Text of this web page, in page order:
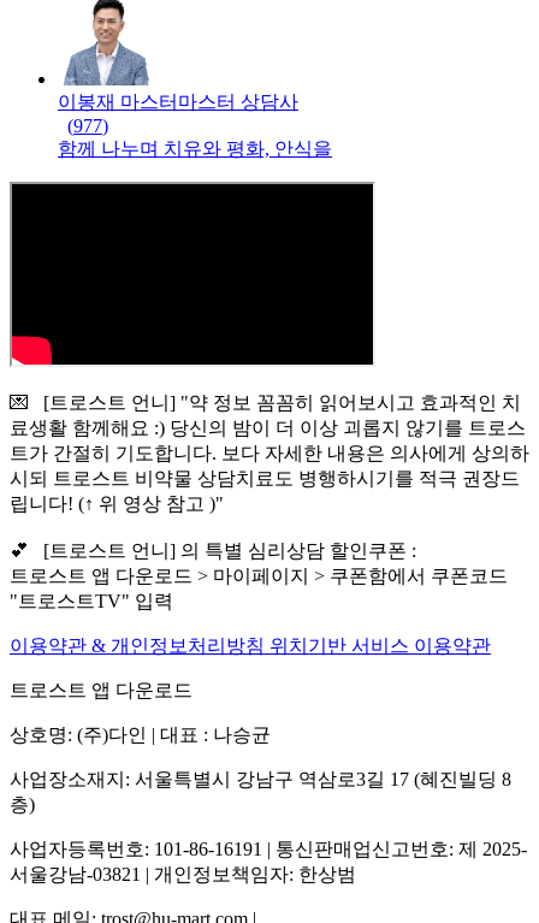
이봉재 마스터 마스터 상담사
(977)
함께 나누며 치유와 평화, 안식을
💌 [트로스트 언니] "약 정보 꼼꼼히 읽어보시고 효과적인 치
료생활 함께해요 :) 당신의 밤이 더 이상 괴롭지 않기를 트로스
트가 간절히 기도합니다. 보다 자세한 내용은 의사에게 상의하
시되 트로스트 비약물 상담치료도 병행하시기를 적극 권장드
립니다! (↑ 위 영상 참고 )"
💕 [트로스트 언니] 의 특별 심리상담 할인쿠폰 :
트로스트 앱 다운로드 > 마이페이지 > 쿠폰함에서 쿠폰코드
"트로스트TV" 입력
이용약관 & 개인정보처리방침 위치기반 서비스 이용약관
트로스트 앱 다운로드
상호명: (주)다인 | 대표 : 나승균
사업장소재지: 서울특별시 강남구 역삼로3길 17 (혜진빌딩 8
층)
사업자등록번호: 101-86-16191 | 통신판매업신고번호: 제 2025-
서울강남-03821 | 개인정보책임자: 한상범